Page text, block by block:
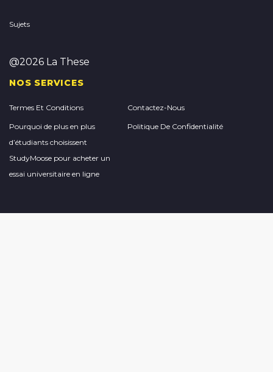
Sujets
@2026 La These
NOS SERVICES
Termes Et Conditions Contactez-Nous
Pourquoi de plus en plus
d’étudiants choisissent
StudyMoose pour acheter un
essai universitaire en ligne
Politique De Confidentialité